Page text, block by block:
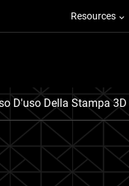
Resources
D'uso Della Stampa